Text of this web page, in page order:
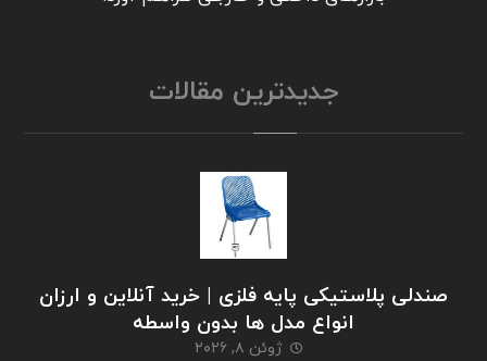
جدیدترین مقالات
صندلی پلاستیکی پایه فلزی | خرید آنلاین و ارزان
انواع مدل ها بدون واسطه
ژوئن ۸, ۲۰۲۶